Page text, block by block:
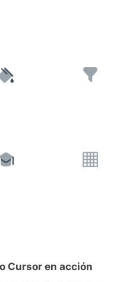
Cursor en acción